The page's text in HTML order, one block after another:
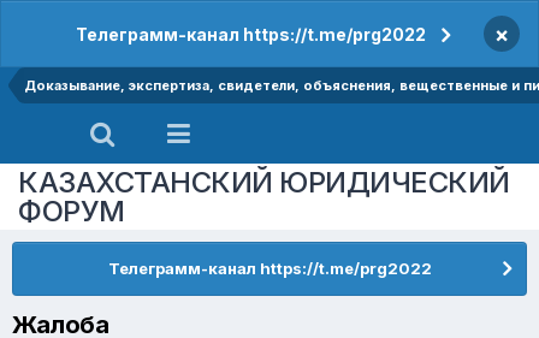
Телеграмм-канал https://t.me/prg2022 ×
Доказывание, экспертиза, свидетели, объяснения, вещественные и
КАЗАХСТАНСКИЙ ЮРИДИЧЕСКИЙ
ФОРУМ
Телеграмм-канал https://t.me/prg2022
Жалоба